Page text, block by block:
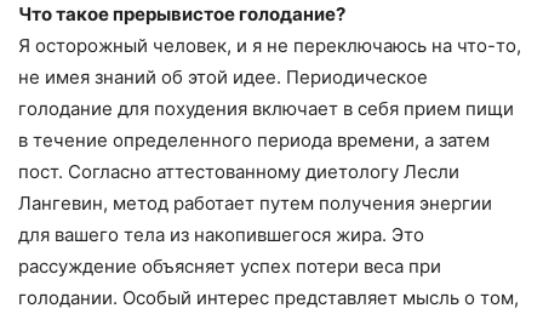
Что такое прерывистое голодание?
Я осторожный человек, и я не переключаюсь на что-то,
не имея знаний об этой идее. Периодическое
голодание для похудения включает в себя прием пищи
в течение определенного периода времени, а затем
пост. Согласно аттестованному диетологу Лесли
Лангевин, метод работает путем получения энергии
для вашего тела из накопившегося жира. Это
рассуждение объясняет успех потери веса при
голодании. Особый интерес представляет мысль о том,